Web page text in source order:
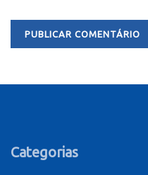
Categorias